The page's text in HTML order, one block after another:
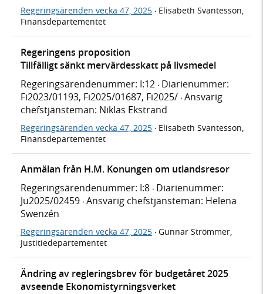
Regeringsärenden vecka 47, 2025 · Elisabeth Svantesson,
Finansdepartementet
Regeringens proposition
Tillfälligt sänkt mervärdesskatt på livsmedel
Regeringsärendenummer: I:12 · Diarienummer:
Fi2023/01193, Fi2025/01687, Fi2025/ · Ansvarig
chefstjänsteman: Niklas Ekstrand
Regeringsärenden vecka 47, 2025 · Elisabeth Svantesson,
Finansdepartementet
Anmälan från H.M. Konungen om utlandsresor
Regeringsärendenummer: I:8 · Diarienummer:
Ju2025/02459 · Ansvarig chefstjänsteman: Helena
Swenzén
Regeringsärenden vecka 47, 2025 · Gunnar Strömmer,
Justitiedepartementet
Ändring av regleringsbrev för budgetåret 2025
avseende Ekonomistyrningsverket